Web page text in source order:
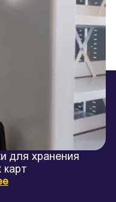
для хранения
карт